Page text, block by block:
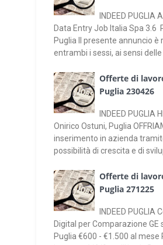
INDEED PUGLIA
Data Entry Job Italia Spa 3.6
Puglia Il presente annuncio è
entrambi i sessi, ai sensi delle
Offerte di
Puglia 230426
INDEED PUGLIA
Onirico Ostuni, Puglia
inserimento in azienda
possibilità di crescita e di
Offerte di
Puglia 271225
INDEED PUGLIA
Digital per Comparazione GE
Puglia €600 - €1.500 al mese